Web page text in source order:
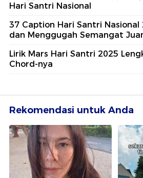
Hari Santri Nasional
37 Caption Hari Santri Nasional
dan Menggugah Semangat
Lirik Mars Hari Santri 2025
Chord-nya
Rekomendasi untuk Anda